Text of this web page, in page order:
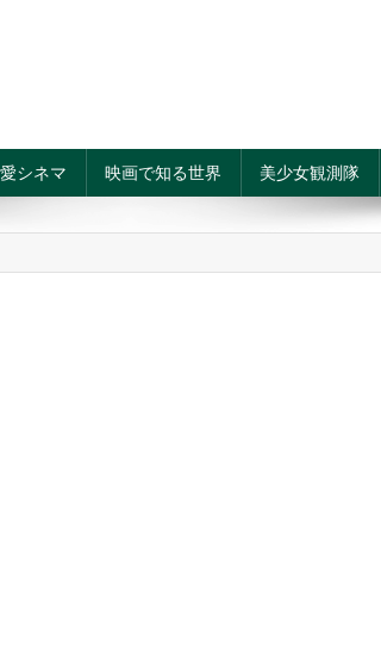
シネマ 映画で知る世界 美少女観測隊